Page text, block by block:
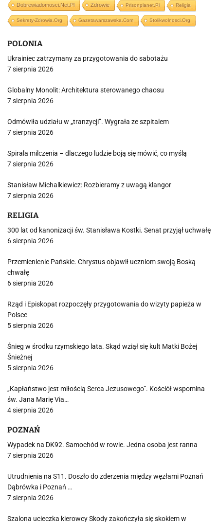
Dobrewiadomosci.net.pl Zdrowie Prisonplanet.pl Religia
Sekrety-Zdrowia.org Gazetawarszawska.com Stolikwolnosci.org
POLONIA
Ukrainiec zatrzymany za przygotowania do sabotażu
7 sierpnia 2026
Globalny Monolit: Architektura sterowanego chaosu
7 sierpnia 2026
Odmówiła udziału w „tranzycji”. Wygrała ze szpitalem
7 sierpnia 2026
Spirala milczenia – dlaczego ludzie boją się mówić, co myślą
7 sierpnia 2026
Stanisław Michalkiewicz: Rozbieramy z uwagą klangor
7 sierpnia 2026
RELIGIA
300 lat od kanonizacji św. Stanisława Kostki. Senat przyjął uchwałę
6 sierpnia 2026
Przemienienie Pańskie. Chrystus objawił uczniom swoją Boską
chwałę
6 sierpnia 2026
Rząd i Episkopat rozpoczęły przygotowania do wizyty papieża w
Polsce
5 sierpnia 2026
Śnieg w środku rzymskiego lata. Skąd wziął się kult Matki Bożej
Śnieżnej
5 sierpnia 2026
„Kapłaństwo jest miłością Serca Jezusowego”. Kościół wspomina
św. Jana Marię Via…
4 sierpnia 2026
POZNAŃ
Wypadek na DK92. Samochód w rowie. Jedna osoba jest ranna
7 sierpnia 2026
Utrudnienia na S11. Doszło do zderzenia między węzłami Poznań
Dąbrówka i Poznań …
7 sierpnia 2026
Szalona ucieczka kierowcy Skody zakończyła się skokiem w